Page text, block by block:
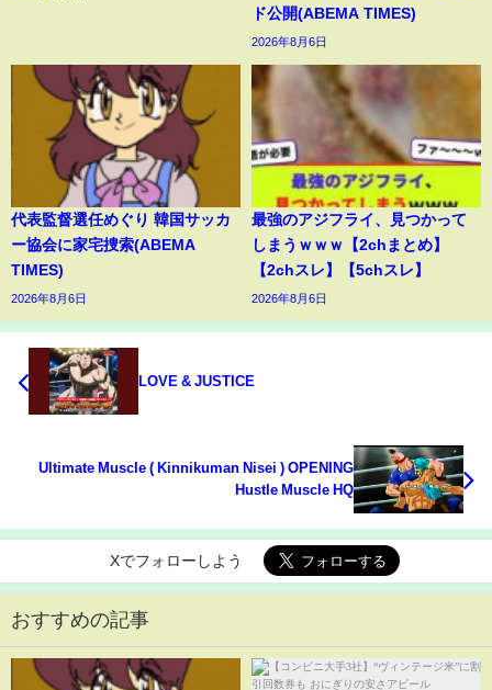
ド公開(ABEMA TIMES)
2026年8月6日
代表監督選任めぐり 韓国サッカ
ー協会に家宅捜索(ABEMA
TIMES)
2026年8月6日
最強のアジフライ、見つかって
しまうｗｗｗ【2chまとめ】
【2chスレ】【5chスレ】
2026年8月6日
LOVE & JUSTICE
Ultimate Muscle ( Kinnikuman Nisei ) OPENING
Hustle Muscle HQ
Xでフォローしよう
おすすめの記事